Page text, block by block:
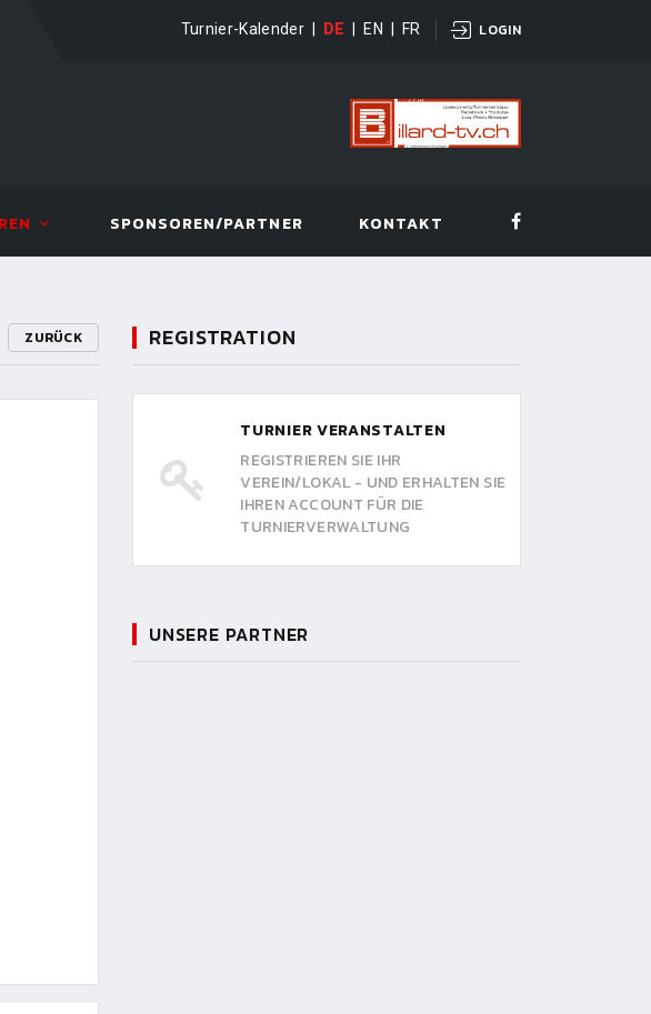
Turnier-Kalender DE EN FR LOGIN
SPONSOREN/PARTNER KONTAKT
REGISTRATION
TURNIER VERANSTALTEN
REGISTRIEREN SIE IHR
VEREIN/LOKAL - UND ERHALTEN SIE
IHREN ACCOUNT FÜR DIE
TURNIERVERWALTUNG
UNSERE PARTNER
ZURÜCK